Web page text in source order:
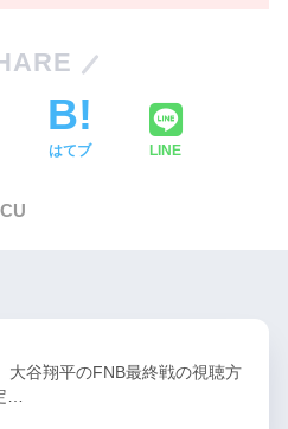
はてブ LINE
大谷翔平のFNB最終戦の視聴方
…